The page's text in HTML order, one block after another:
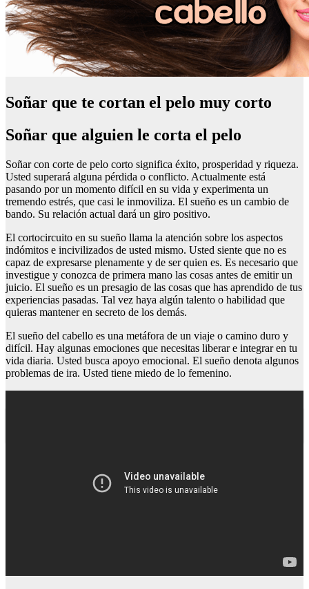
Soñar que te cortan el pelo muy corto
Soñar que alguien le corta el pelo
Soñar con corte de pelo corto significa éxito, prosperidad y riqueza.
Usted superará alguna pérdida o conflicto. Actualmente está
pasando por un momento difícil en su vida y experimenta un
tremendo estrés, que casi le inmoviliza. El sueño es un cambio de
bando. Su relación actual dará un giro positivo.
El cortocircuito en su sueño llama la atención sobre los aspectos
indómitos e incivilizados de usted mismo. Usted siente que no es
capaz de expresarse plenamente y de ser quien es. Es necesario que
investigue y conozca de primera mano las cosas antes de emitir un
juicio. El sueño es un presagio de las cosas que has aprendido de tus
experiencias pasadas. Tal vez haya algún talento o habilidad que
quieras mantener en secreto de los demás.
El sueño del cabello es una metáfora de un viaje o camino duro y
difícil. Hay algunas emociones que necesitas liberar e integrar en tu
vida diaria. Usted busca apoyo emocional. El sueño denota algunos
problemas de ira. Usted tiene miedo de lo femenino.